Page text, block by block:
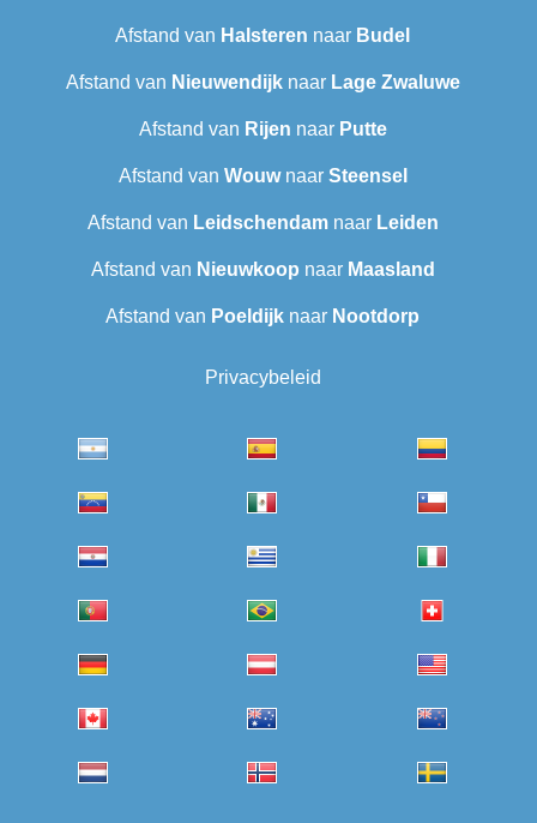
Afstand van Halsteren naar Budel
Afstand van Nieuwendijknaar Lage Zwaluwe
Afstand van Rijen naar Putte
Afstand van Wouwnaar Steensel
Afstand van Leidschendamnaar Leiden
Afstand van Nieuwkoop naar Maasland
Afstand van Poeldijk naar Nootdorp
Privacybeleid